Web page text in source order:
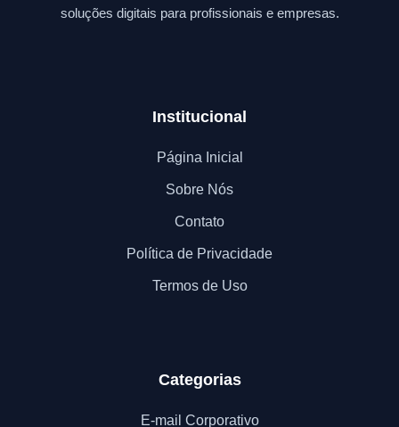
soluções digitais para profissionais e empresas.
Institucional
Página Inicial
Sobre Nós
Contato
Política de Privacidade
Termos de Uso
Categorias
E-mail Corporativo